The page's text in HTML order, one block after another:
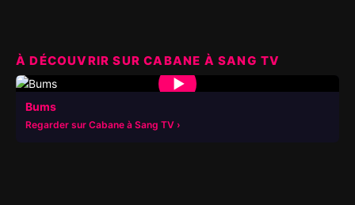
À DÉCOUVRIR SUR CABANE À SANG TV
▶
Bums
Regarder sur Cabane à Sang TV